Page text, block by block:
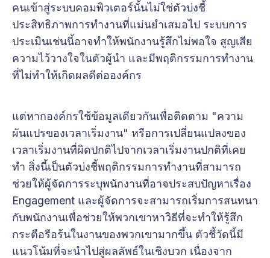
คนเข้าสู่ระบบคอมพิวเตอร์นั้นไม่ใช่ตัวบ่งชี้
ประสิทธิภาพการทำงานที่แม่นยำเสมอไป ระบบการ
ประเมินเช่นนี้อาจทำให้พนักงานรู้สึกไม่พอใจ สูญเสีย
ความไว้วางใจในตัวผู้นำ และมีพฤติกรรมการทำงาน
ที่ไม่ทำให้เกิดผลดีต่อองค์กร
แต่หากองค์กรใช้ข้อมูลเดียวกันเพื่อติดตาม "ความ
ผันแปรของเวลาเริ่มงาน" หรือการเปลี่ยนแปลงของ
เวลาเริ่มงานที่ผิดปกติไปจากเวลาเริ่มงานปกติที่เคย
ทำ สิ่งนี้เป็นตัวบ่งชี้พฤติกรรมการทำงานที่สามารถ
ช่วยให้ผู้จัดการระบุพนักงานที่อาจประสบปัญหาเรื่อง
Engagement และผู้จัดการจะสามารถเริ่มการสนทนา
กับพนักงานเพื่อช่วยให้พวกเขาหาวิธีที่จะทำให้รู้สึก
กระตือรือร้นในงานของพวกเขามากขึ้น ตัวชี้วัดนี้มี
แนวโน้มที่จะนำไปสู่ผลลัพธ์ในเชิงบวก เนื่องจาก